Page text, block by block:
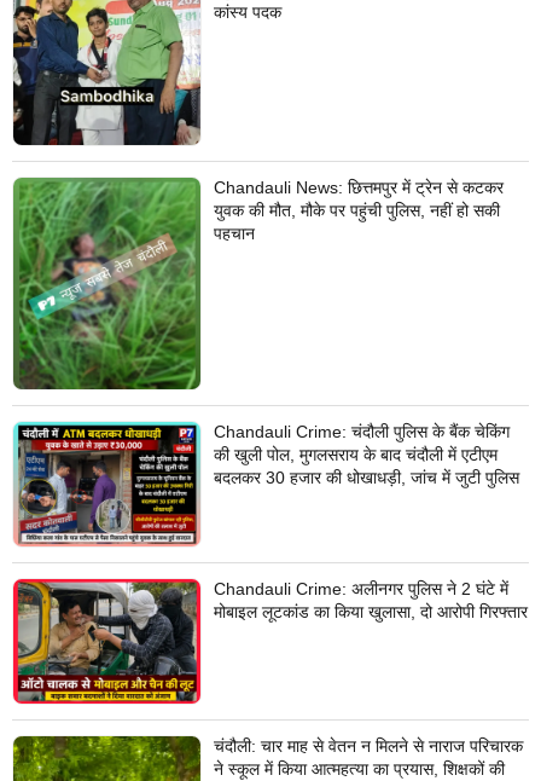
कांस्य पदक
Chandauli News: छित्तमपुर में ट्रेन से कटकर
युवक की मौत, मौके पर पहुंची पुलिस, नहीं हो सकी
पहचान
Chandauli Crime: चंदौली पुलिस के बैंक चेकिंग
की खुली पोल, मुगलसराय के बाद चंदौली में एटीएम
बदलकर 30 हजार की धोखाधड़ी, जांच में जुटी पुलिस
Chandauli Crime: अलीनगर पुलिस ने 2 घंटे में
मोबाइल लूटकांड का किया खुलासा, दो आरोपी गिरफ्तार
चंदौली: चार माह से वेतन न मिलने से नाराज परिचारक
ने स्कूल में किया आत्महत्या का प्रयास, शिक्षकों की